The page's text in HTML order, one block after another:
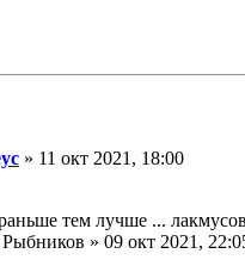
» 11 окт 2021, 18:00
тем лучше ...
» 09 окт 2021,